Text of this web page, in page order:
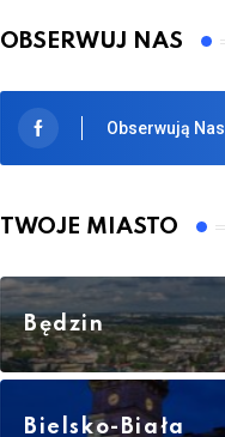
OBSERWUJ NAS
Obserwują Nas
TWOJE MIASTO
Będzin
Bielsko-Biała